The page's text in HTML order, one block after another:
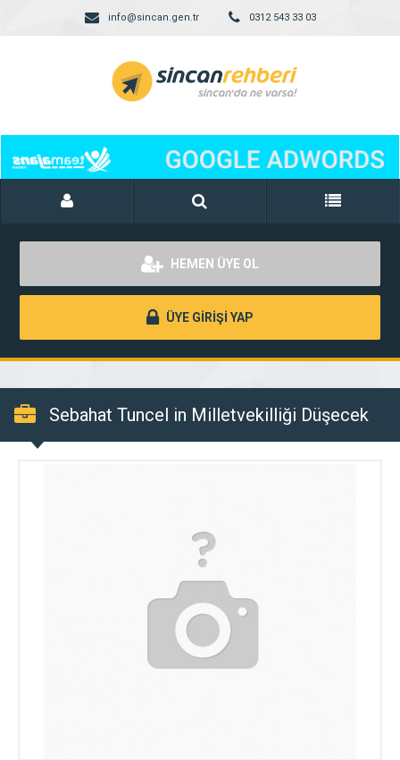
info@sincan.gen.tr 0312 543 33 03
HEMEN ÜYE OL
ÜYE GİRİŞİ YAP
Sebahat Tuncel in Milletvekilliği Düşecek